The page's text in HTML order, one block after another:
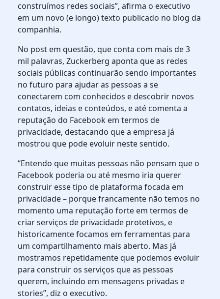
construímos redes sociais”, afirma o executivo
em um novo (e longo) texto publicado no blog da
companhia.
No post em questão, que conta com mais de 3
mil palavras, Zuckerberg aponta que as redes
sociais públicas continuarão sendo importantes
no futuro para ajudar as pessoas a se
conectarem com conhecidos e descobrir novos
contatos, ideias e conteúdos, e até comenta a
reputação do Facebook em termos de
privacidade, destacando que a empresa já
mostrou que pode evoluir neste sentido.
“Entendo que muitas pessoas não pensam que o
Facebook poderia ou até mesmo iria querer
construir esse tipo de plataforma focada em
privacidade – porque francamente não temos no
momento uma reputação forte em termos de
criar serviços de privacidade protetivos, e
historicamente focamos em ferramentas para
um compartilhamento mais aberto. Mas já
mostramos repetidamente que podemos evoluir
para construir os serviços que as pessoas
querem, incluindo em mensagens privadas e
stories”, diz o executivo.